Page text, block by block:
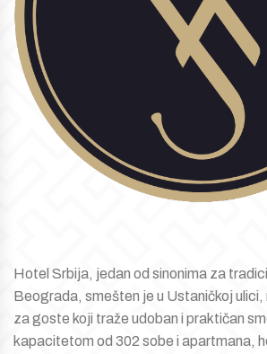
Hotel Srbija, jedan od sinonima za
Beograda, smešten je u Ustaničkoj ulici,
za goste koji traže udoban i praktičan
kapacitetom od 302 sobe i apartmana,